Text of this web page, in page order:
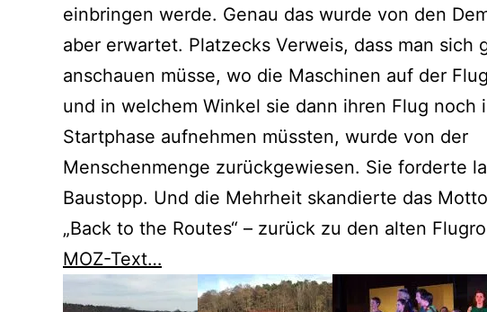
einbringen werde. Genau das wurde von den
aber erwartet. Platzecks Verweis, dass man sich
anschauen müsse, wo die Maschinen auf der
und in welchem Winkel sie dann ihren Flug noch
Startphase aufnehmen müssten, wurde von der
Menschenmenge zurückgewiesen. Sie forderte
Baustopp. Und die Mehrheit skandierte das
„Back to the Routes“ – zurück zu den alten
MOZ-Text…